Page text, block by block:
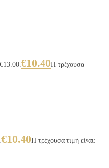
€10.40Η τρέχουσα
€10.40Η τρέχουσα τιμή είναι: